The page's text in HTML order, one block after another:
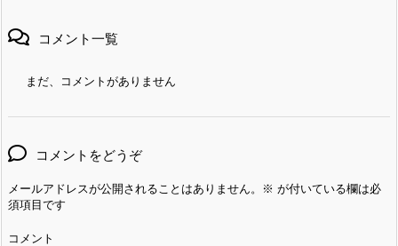
コメント一覧
まだ、コメントがありません
コメントをどうぞ
メールアドレスが公開されることはありません。 ※ が付いている欄は必
須項目です
コメント